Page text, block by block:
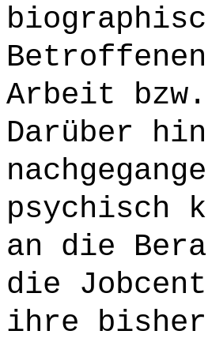
Arbeit
Darüber
psychisch
an die
die
ihre